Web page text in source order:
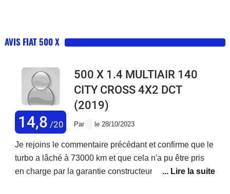
AVIS FIAT 500 X
14,8 /20
500 X 1.4 MULTIAIR 140
CITY CROSS 4X2 DCT
(2019)
Par le 28/10/2023
Je rejoins le commentaire précédant et confirme que le
turbo a lâché à 73000 km et que cela n'a pu être pris
en charge par la garantie constructeur ! Je précise que